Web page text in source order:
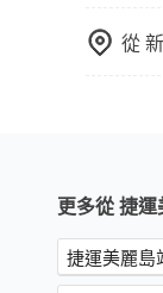
從
更多從 捷
捷運美麗